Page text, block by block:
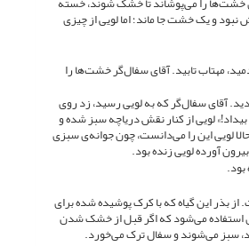
و یک خشت جا ماند؛ اما لویی از چیزی
مهتاب تابید. آقای سفال‌گر خشت‌ها را
آقای سفال‌گر که به لویی رسید، زد روی
لویی از کنار نقش دریاچه سبز شده و
لویی این را می‌دانست، چون جوانه‌ی سبزی
آورده لویی زنده بود.
بود.
از بذر این گیاه که با کرک پوشیده شده برای
استفاده می‌شود که اگر قبل از خشک شدن
سبز می‌شوند و سفال ترک می‌خورد.